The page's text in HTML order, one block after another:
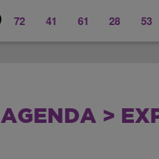
72 41 61 28 53
AGENDA >